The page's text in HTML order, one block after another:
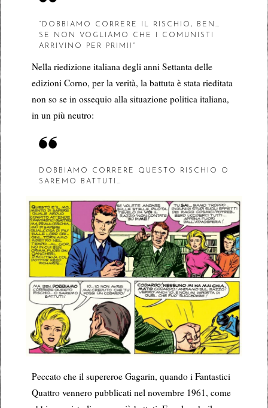
“DOBBIAMO CORRERE IL RISCHIO, BEN…
SE NON VOGLIAMO CHE I COMUNISTI
ARRIVINO PER PRIMI!”
Nella riedizione italiana degli anni Settanta delle
edizioni Corno, per la verità, la battuta è stata rieditata
non so se in ossequio alla situazione politica italiana,
in un più neutro:
DOBBIAMO CORRERE QUESTO RISCHIO O
SAREMO BATTUTI…
Peccato che il supereroe Gagarin, quando i Fantastici
Quattro vennero pubblicati nel novembre 1961, come